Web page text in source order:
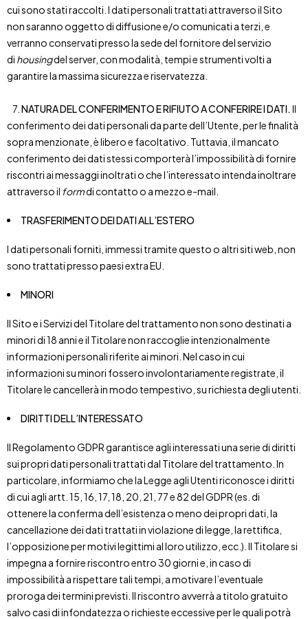
cui sono stati raccolti. I dati personali trattati attraverso il Sito
non saranno oggetto di diffusione e/o comunicati a terzi, e
verranno conservati presso la sede del fornitore del servizio
di housingdel server, con modalità, tempi e strumenti volti a
garantire la massima sicurezza e riservatezza.
7. NATURA DEL CONFERIMENTO E RIFIUTO A CONFERIRE I DATI. Il
conferimento dei dati personali da parte dell’Utente, per le finalità
sopra menzionate, è libero e facoltativo. Tuttavia, il mancato
conferimento dei dati stessi comporterà l’impossibilità di fornire
riscontri ai messaggi inoltrati o che l’interessato intenda inoltrare
attraverso il formdi contatto o a mezzo e-mail.
TRASFERIMENTO DEI DATI ALL’ESTERO
I dati personali forniti, immessi tramite questo o altri siti web, non
sono trattati presso paesi extra EU.
MINORI
Il Sito e i Servizi del Titolare del trattamento non sono destinati a
minori di 18 anni e il Titolare non raccoglie intenzionalmente
informazioni personali riferite ai minori. Nel caso in cui
informazioni su minori fossero involontariamente registrate, il
Titolare le cancellerà in modo tempestivo, su richiesta degli utenti.
DIRITTI DELL’INTERESSATO
Il Regolamento GDPR garantisce agli interessati una serie di diritti
sui propri dati personali trattati dal Titolare del trattamento. In
particolare, informiamo che la Legge agli Utenti riconosce i diritti
di cui agli artt. 15, 16, 17, 18, 20, 21, 77 e 82 del GDPR (es. di
ottenere la conferma dell’esistenza o meno dei propri dati, la
cancellazione dei dati trattati in violazione di legge, la rettifica,
l’opposizione per motivi legittimi al loro utilizzo, ecc.). Il Titolare si
impegna a fornire riscontro entro 30 giorni e, in caso di
impossibilità a rispettare tali tempi, a motivare l’eventuale
proroga dei termini previsti. Il riscontro avverrà a titolo gratuito
salvo casi di infondatezza o richieste eccessive per le quali potrà